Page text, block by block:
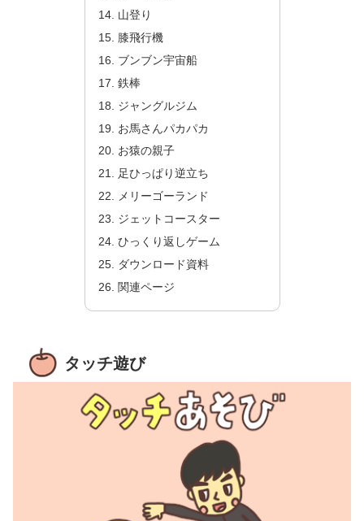
山登り
膝飛行機
ブンブン宇宙船
鉄棒
ジャングルジム
お馬さんパカパカ
お猿の親子
足ひっぱり逆立ち
メリーゴーランド
ジェットコースター
ひっくり返しゲーム
ダウンロード資料
関連ページ
タッチ遊び